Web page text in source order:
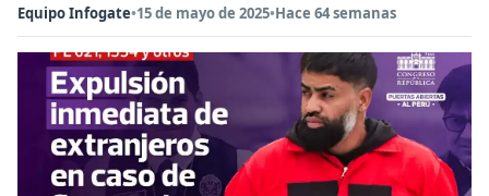
Equipo Infogate•15 de mayo de 2025•Hace 64 semanas